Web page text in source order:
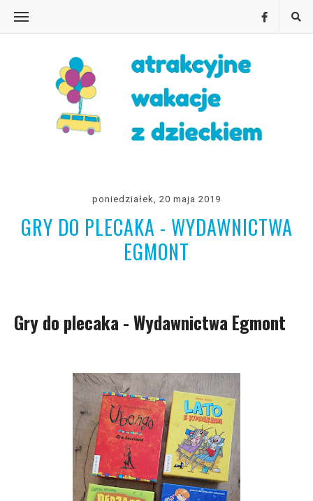
poniedziałek, 20 maja 2019
GRY DO PLECAKA - WYDAWNICTWA
EGMONT
Gry do plecaka - Wydawnictwa Egmont